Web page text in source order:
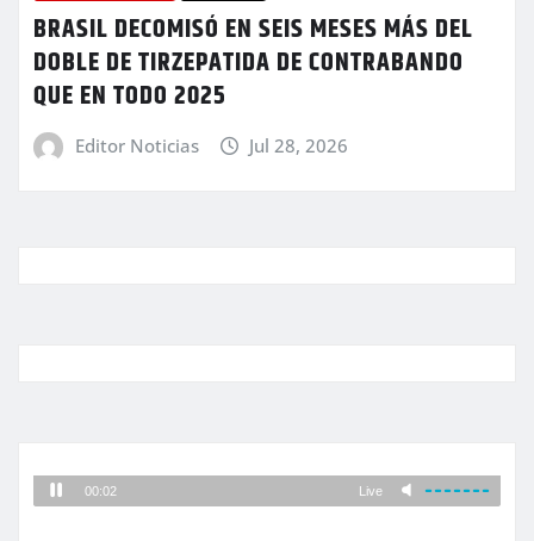
BRASIL DECOMISÓ EN SEIS MESES MÁS DEL
DOBLE DE TIRZEPATIDA DE CONTRABANDO
QUE EN TODO 2025
Editor Noticias Jul 28, 2026